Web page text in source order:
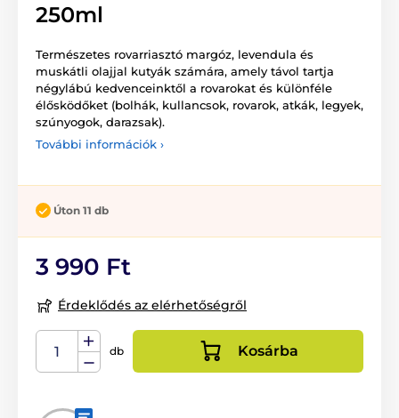
250ml
Természetes rovarriasztó margóz, levendula és
muskátli olajjal kutyák számára, amely távol tartja
négylábú kedvenceinktől a rovarokat és különféle
élősködőket (bolhák, kullancsok, rovarok, atkák, legyek,
szúnyogok, darazsak).
További információk ›
Úton 11 db
3 990 Ft
Érdeklődés az elérhetőségről
db Kosárba